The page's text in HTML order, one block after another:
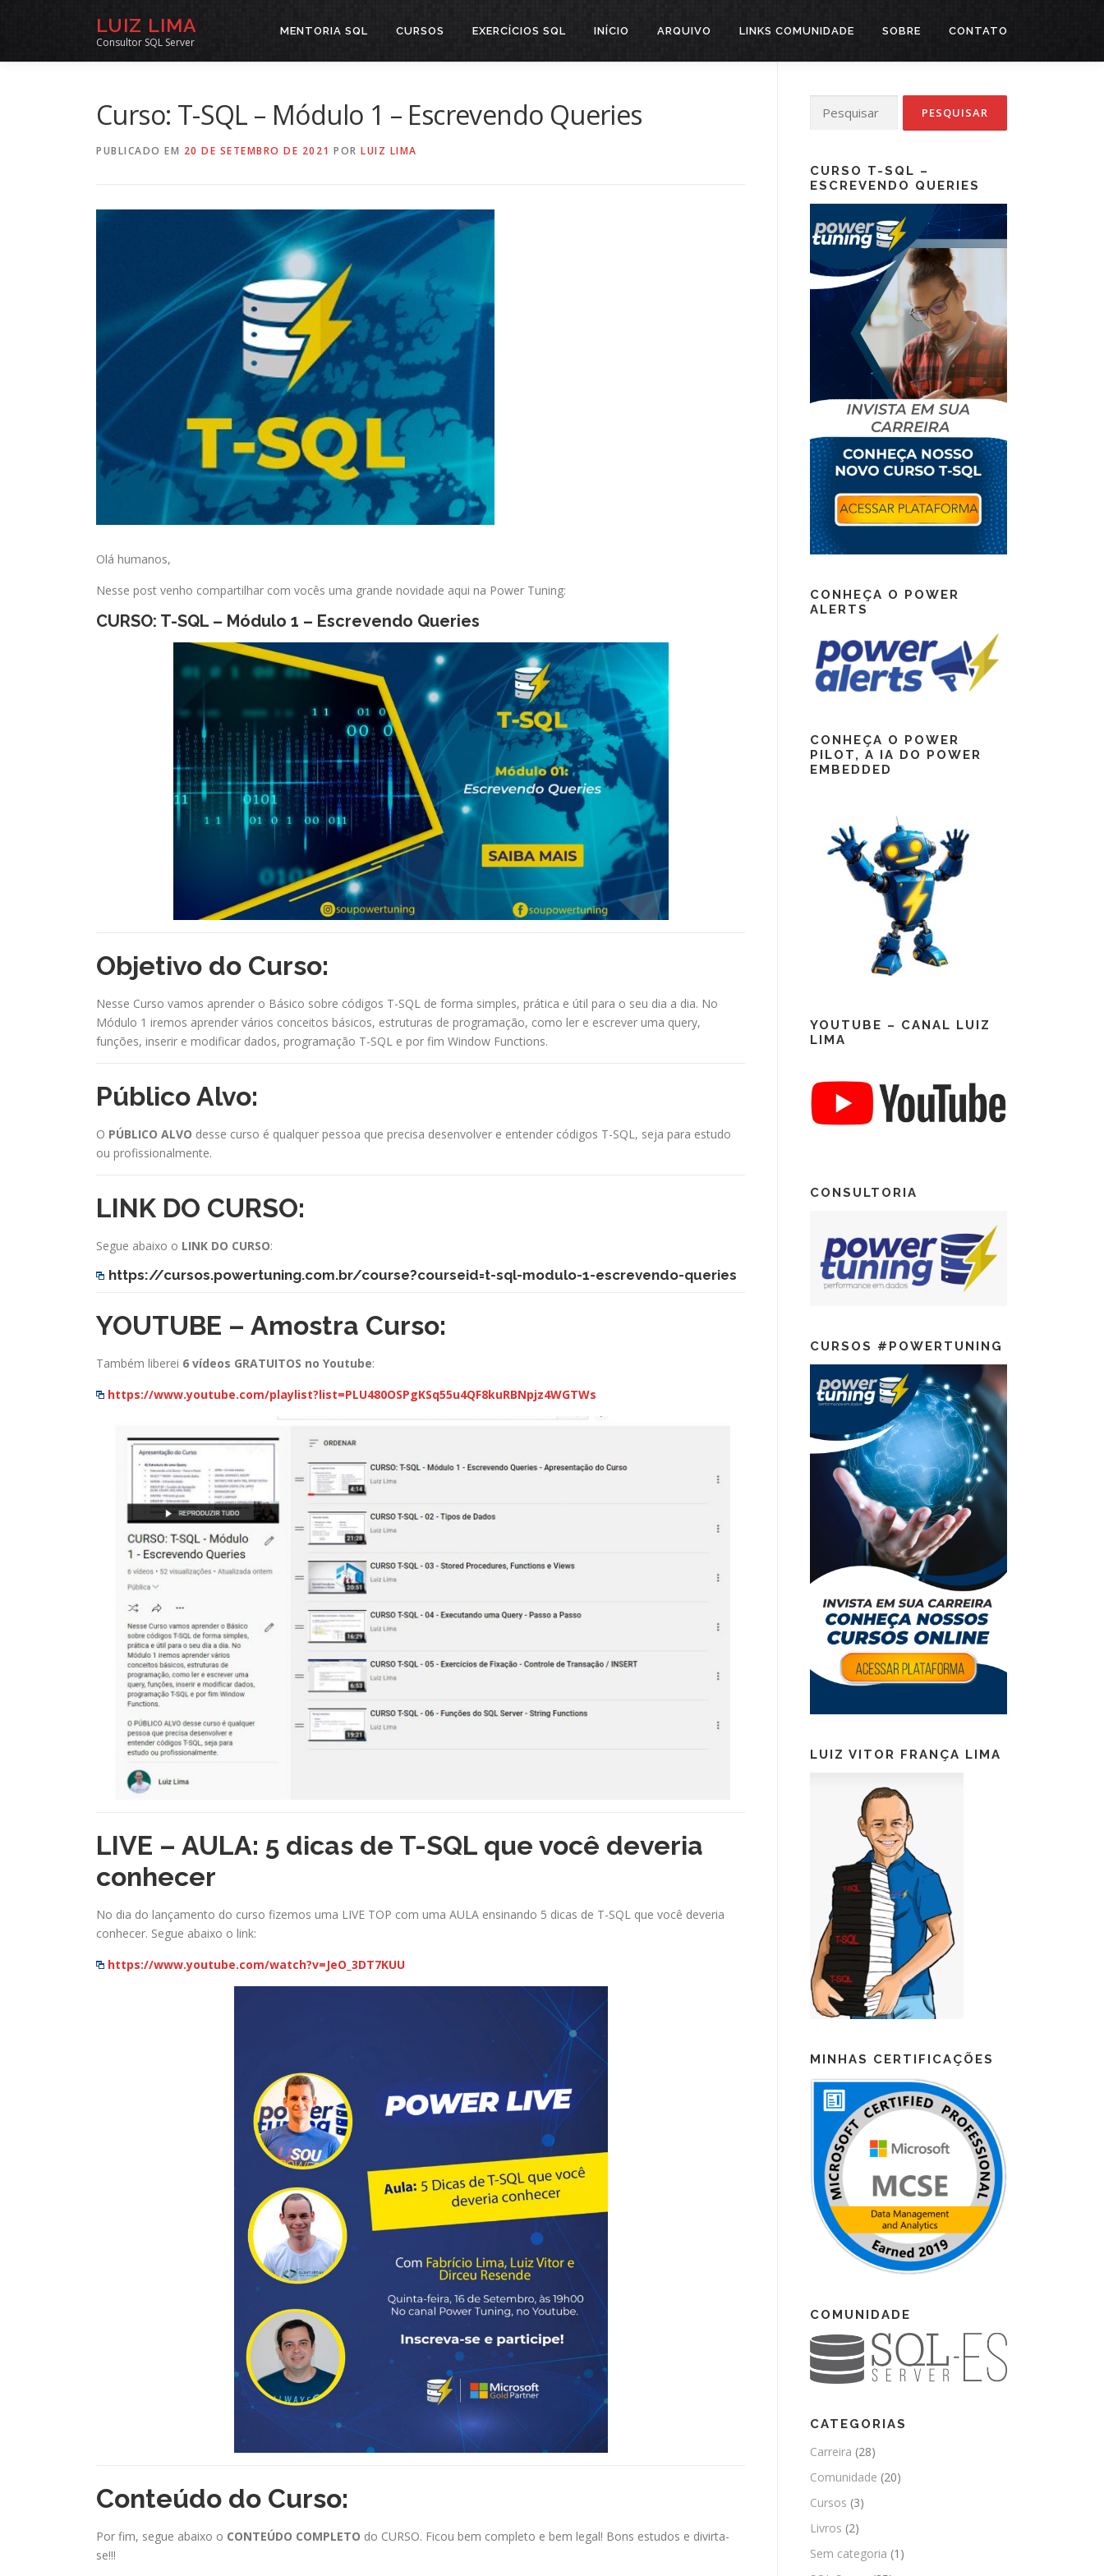
conteúdo
LUIZ LIMA
Consultor SQL Server
MENTORIA SQL CURSOS EXERCÍCIOS SQL INÍCIO ARQUIVO LINKS COMUNIDADE SOBRE CONTATO
Curso: T-SQL – Módulo 1 – Escrevendo Queries
PUBLICADO EM 20 DE SETEMBRO DE 2021 POR LUIZ LIMA
Olá humanos,
Nesse post venho compartilhar com vocês uma grande novidade aqui na Power Tuning:
CURSO: T-SQL – Módulo 1 – Escrevendo Queries
Objetivo do Curso:
Nesse Curso vamos aprender o Básico sobre códigos T-SQL de forma simples, prática e útil para o seu dia a dia. No
Módulo 1 iremos aprender vários conceitos básicos, estruturas de programação, como ler e escrever uma query,
funções, inserir e modificar dados, programação T-SQL e por fim Window Functions.
Público Alvo:
O PÚBLICO ALVO desse curso é qualquer pessoa que precisa desenvolver e entender códigos T-SQL, seja para estudo
ou profissionalmente.
LINK DO CURSO:
Segue abaixo o LINK DO CURSO:
https://cursos.powertuning.com.br/course?courseid=t-sql-modulo-1-escrevendo-queries
YOUTUBE – Amostra Curso:
Também liberei 6 vídeos GRATUITOS no Youtube:
https://www.youtube.com/playlist?list=PLU480OSPgKSq55u4QF8kuRBNpjz4WGTWs
LIVE – AULA: 5 dicas de T-SQL que você deveria
conhecer
No dia do lançamento do curso fizemos uma LIVE TOP com uma AULA ensinando 5 dicas de T-SQL que você deveria
conhecer. Segue abaixo o link:
https://www.youtube.com/watch?v=JeO_3DT7KUU
Conteúdo do Curso:
Por fim, segue abaixo o CONTEÚDO COMPLETO do CURSO. Ficou bem completo e bem legal! Bons estudos e divirta-
se!!!
por:
CURSO T-SQL –
ESCREVENDO QUERIES
CONHEÇA O POWER
ALERTS
CONHEÇA O POWER
PILOT, A IA DO POWER
EMBEDDED
YOUTUBE – CANAL LUIZ
LIMA
CONSULTORIA
CURSOS #POWERTUNING
LUIZ VITOR FRANÇA LIMA
MINHAS CERTIFICAÇÕES
COMUNIDADE
CATEGORIAS
Carreira (28)
Comunidade (20)
Cursos (3)
Livros (2)
Sem categoria (1)